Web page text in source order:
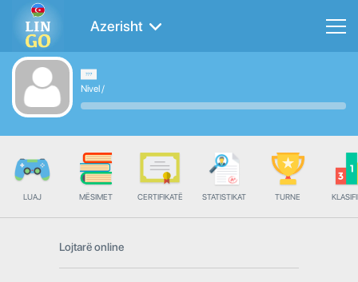
Azerisht
Nivel/
LUAJ MËSIMET CERTIFIKATË STATISTIKAT TURNE
Lojtarë online